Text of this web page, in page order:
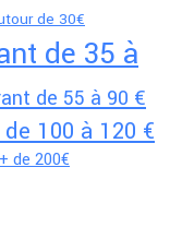
de 30€
de 35 à
de 55 à 90 €
100 à 120 €
de 200€